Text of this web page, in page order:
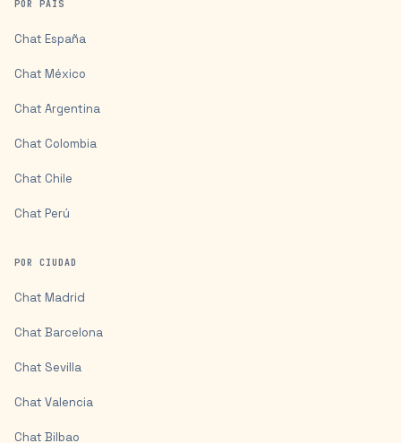
POR PAÍS
Chat España
Chat México
Chat Argentina
Chat Colombia
Chat Chile
Chat Perú
POR CIUDAD
Chat Madrid
Chat Barcelona
Chat Sevilla
Chat Valencia
Chat Bilbao